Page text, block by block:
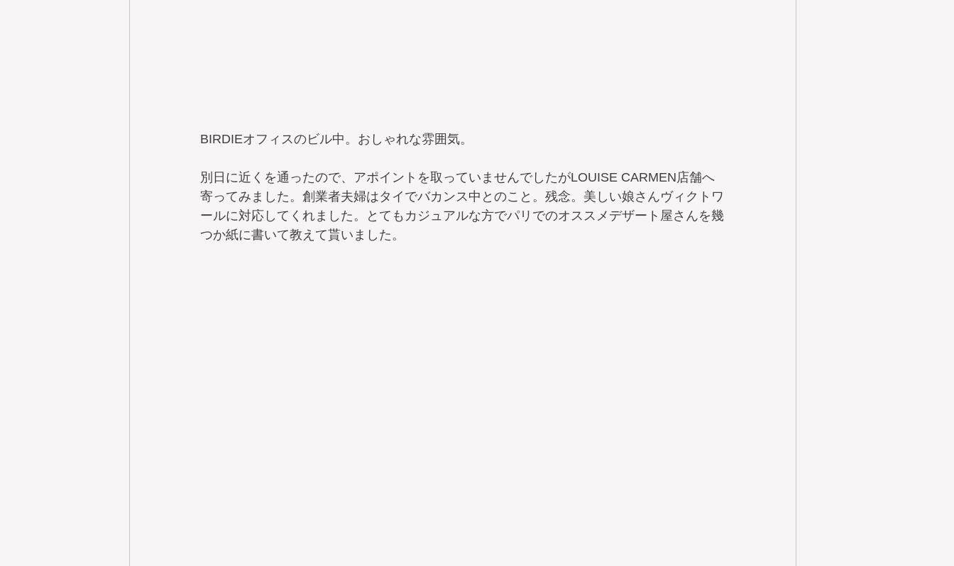
BIRDIEオフィスのビル中。おしゃれな雰囲気。
別日に近くを通ったので、アポイントを取っていませんでしたがLOUISE CARMEN店舗へ
寄ってみました。創業者夫婦はタイでバカンス中とのこと。残念。美しい娘さんヴィクトワ
ールに対応してくれました。とてもカジュアルな方でパリでのオススメデザート屋さんを幾
つか紙に書いて教えて貰いました。